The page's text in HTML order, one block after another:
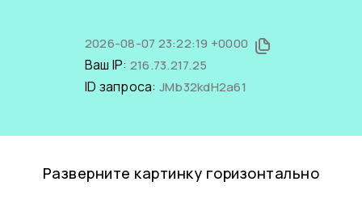
2026-08-07 23:22:19 +0000
Ваш IP: 216.73.217.25
ID запроса: JMb32kdH2a61
Разверните картинку горизонтально